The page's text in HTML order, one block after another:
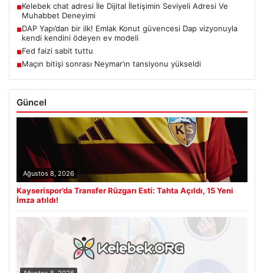
■Kelebek chat adresi İle Dijital İletişimin Seviyeli Adresi Ve
Muhabbet Deneyimi
■DAP Yapı’dan bir ilk! Emlak Konut güvencesi Dap vizyonuyla
kendi kendini ödeyen ev modeli
■Fed faizi sabit tuttu
■Maçın bitişi sonrası Neymar’ın tansiyonu yükseldi
Güncel
Ağustos 8, 2026
Kayserispor’da Transfer Rüzgarı Esti: Tahta Açıldı, 15 Yeni
İmza atıldı!